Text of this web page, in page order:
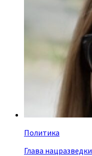
Политика
Глава